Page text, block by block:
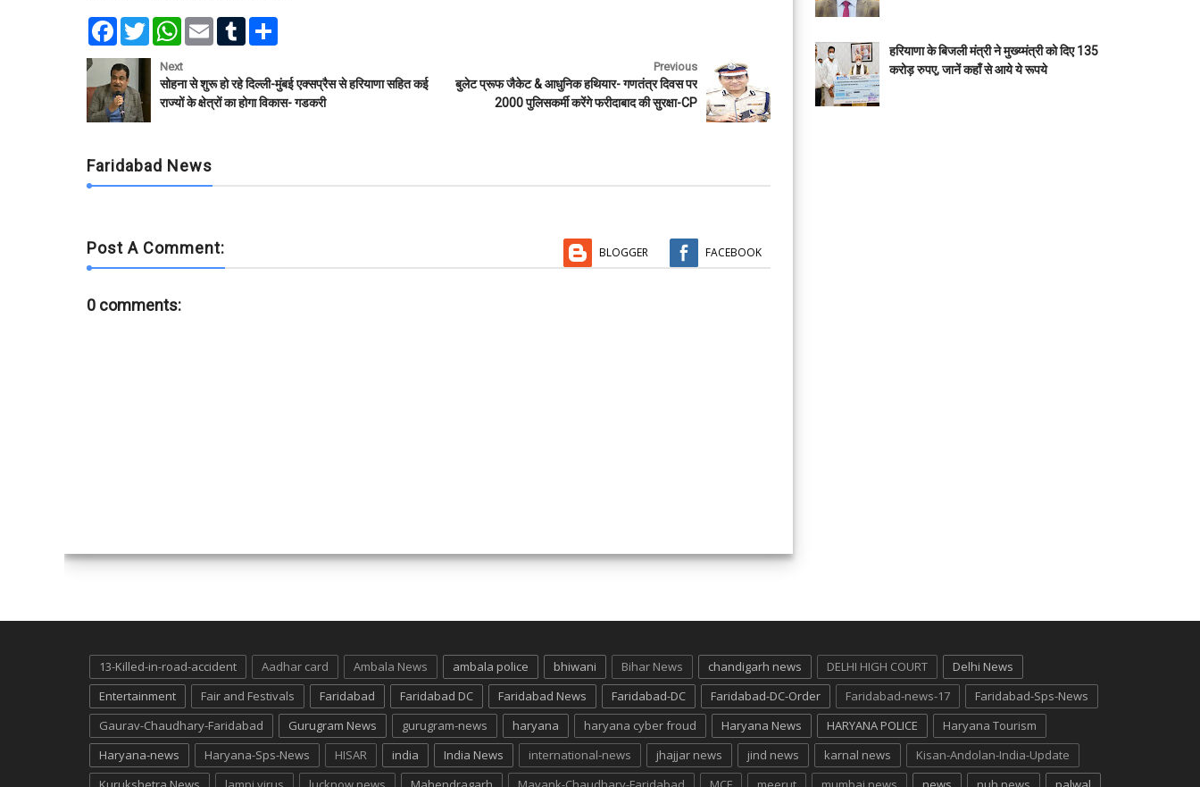
F
e
b
o
o
k
T
w
W
t
s
A
p
E
l
T
l
r
e
Next
सोहना से शुरू हो रहे दिल्ली-मुंबई एक्सप्रैस से हरियाणा सहित कई
राज्यों के क्षेत्रों का होगा विकास- गडकरी
Previous
बुलेट प्रूफ जैकेट & आधुनिक हथियार- गणतंत्र दिवस पर
2000 पुलिसकर्मी करेंगे फरीदाबाद की सुरक्षा-CP
Faridabad News
Post A Comment: BLOGGER FACEBOOK
0 comments:
हरियाणा के बिजली मंत्री ने मुख्य्मंत्री को दिए 135
करोड़ रुपए, जानें कहाँ से आये ये रूपये
13-Killed-in-road-accident Aadhar card Ambala News ambala police bhiwani Bihar News chandigarh news DELHI HIGH COURT
Delhi News
Entertainment
Fair and Festivals Faridabad Faridabad DC Faridabad News Faridabad-DC Faridabad-DC-Order Faridabad-news-17
Faridabad-Sps-News
Gaurav-Chaudhary-Faridabad
Gurugram News gurugram-news haryana haryana cyber froud Haryana News HARYANA POLICE
Haryana Tourism
Haryana-news
Haryana-Sps-News HISAR india India News international-news jhajjar news jind news karnal news
Kisan-Andolan-India-Update